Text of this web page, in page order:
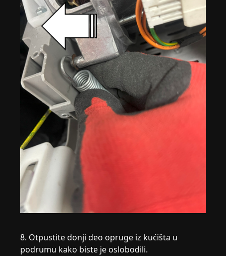
8. Otpustite donji deo opruge iz kućišta u
podrumu kako biste je oslobodili.